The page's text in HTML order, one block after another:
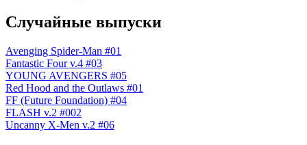
Случайные выпуски
Avenging Spider-Man #01
Fantastic Four v.4 #03
YOUNG AVENGERS #05
Red Hood and the Outlaws #01
FF (Future Foundation) #04
FLASH v.2 #002
Uncanny X-Men v.2 #06